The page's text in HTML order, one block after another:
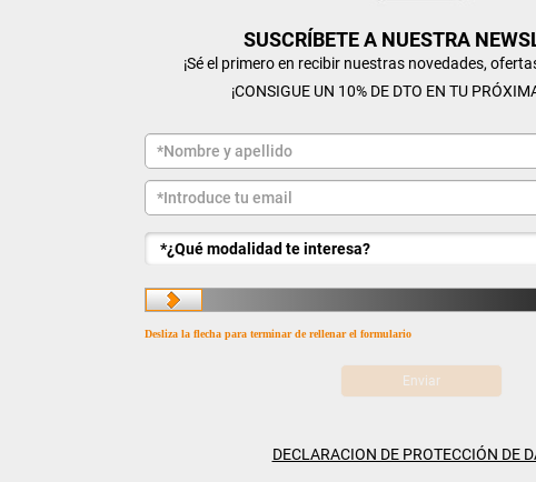
SUSCRÍBETE A NUESTRA
¡Sé el primero en recibir nuestras novedades,
¡CONSIGUE UN 10% DE DTO EN TU
Desliza la flecha para terminar de rellenar el formulario
DECLARACION DE PROTECCIÓN DE